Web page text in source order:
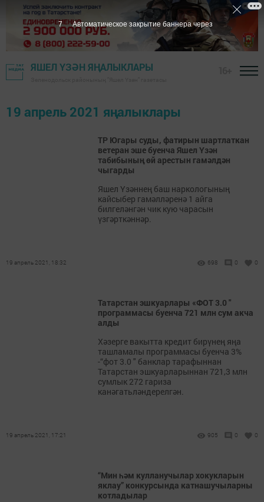
ЯШЕЛ ҮЗӘН ЯҢАЛЫКЛАРЫ
19 апрель 2021 яңалыклары
ТР Югары суды, фатирын шартлаткан
ветеран эше буенча Яшел Үзән
табибының өй арестын гамәлдән
чыгарды
Яшел Үзәннең баш наркологының
кайсыбер гамәлләренә 1 айга
билгеләнгән чик кую чарасын
үзгәрткәннәр.
19 апрель 2021, 18:32 698 0 0
Татарстан эшкуарлары «ФОТ 3.0 "
программасы буенча 721 млн сум акча
алды
Хәзерге вакытта кредит бирүнең яңа
ташламалы программасы буенча 3%
-“фот 3.0 " банклар тарафыннан
Татарстан эшкуарларыннан 721,3 млн
сумлык 272 гариза
канәгатьләндерелгән.
19 апрель 2021, 17:21 905 0 0
“Мин һәм кулланучылар хокукларын
яклау” конкурсында катнашучыларны
котладылар
7 Автоматическое закрытие баннера через